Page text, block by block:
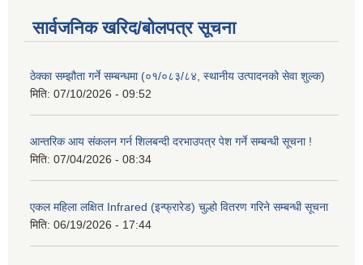
सार्वजनिक खरिद/बोलपत्र सूचना
ठेक्का सम्झौता गर्ने सम्बन्धमा (०१/०८३/८४, स्थानीय उत्पादनको सेवा शुल्क)
मिति: 07/10/2026 - 09:52
आन्तरिक आय संकलन गर्न शिलबन्दी दरभाउपत्र पेश गर्ने सम्बन्धी सूचना !
मिति: 07/04/2026 - 08:34
एकल महिला लक्षित Infrared (इन्फ्रारेड) चुल्हो वितरण गरिने सम्बन्धी सूचना
मिति: 06/19/2026 - 17:44